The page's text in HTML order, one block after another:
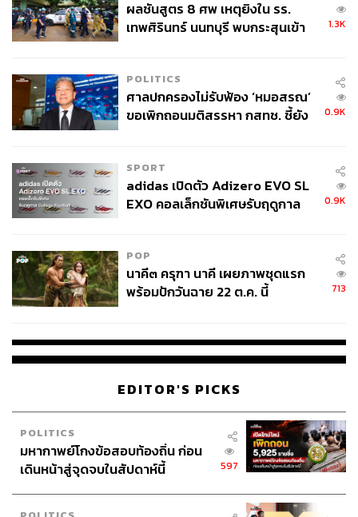
ผลชันสูตร 8 ศพ เหตุยิงใน รร.
เทพศิรินทร์ นนทบุรี พบกระสุนเข้า
1.3K
POLITICS
ศาลปกครองไม่รับฟ้อง ‘หมอสรณ’
ขอเพิกถอนมติสรรหา กสทช. ชี้ยัง
0.9K
SPORT
adidas เปิดตัว Adizero EVO SL
EXO คอลเล็กชันพิเศษรับฤดูกาล
0.9K
POP
นาคี๓ ครุฑา นาคี เผยภาพชุดแรก
พร้อมปักวันฉาย 22 ต.ค. นี้
713
EDITOR'S PICKS
POLITICS
มหากาพย์โกงข้อสอบท้องถิ่น ก่อน
เดินหน้าสู่จุดจบในสัปดาห์นี้
597